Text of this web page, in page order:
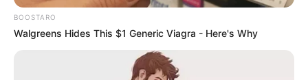
BOOSTARO
Walgreens Hides This $1 Generic Viagra - Here's Why